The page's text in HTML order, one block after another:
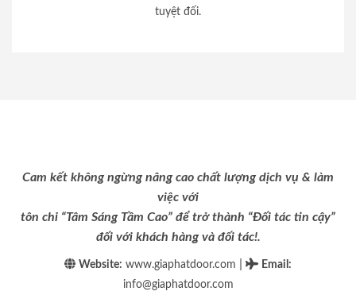
tuyệt đối.
Cam kết không ngừng nâng cao chất lượng dịch vụ & làm
việc với
tôn chỉ “Tâm Sáng Tầm Cao” để trở thành “Đối tác tin cậy”
đối với khách hàng và đối tác!.
Website: www.giaphatdoor.com Email :
info@giaphatdoor.com